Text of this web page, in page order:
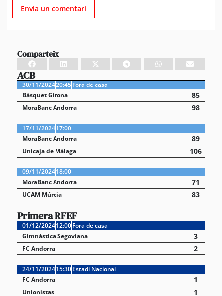
Comparteix
ACB
30/11/202420:45Fora de casa
Bàsquet Girona
85
MoraBanc Andorra 98
17/11/202417:00
MoraBanc Andorra
89
Unicaja de Màlaga 106
09/11/202418:00
MoraBanc Andorra
71
UCAM Múrcia 83
Primera RFEF
01/12/202412:00Fora de casa
Gimnástica Segoviana
3
FC Andorra 2
24/11/202415:30Estadi Nacional
FC Andorra
1
Unionistas 1